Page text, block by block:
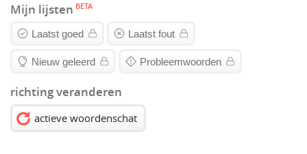
Mijn lijsten BETA
Laatst goed Laatst fout
Nieuw geleerd Probleemwoorden
richting veranderen
actieve woordenschat